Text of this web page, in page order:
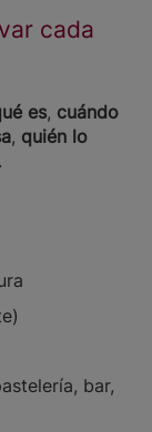
cada
es, cuándo
, quién lo
bar,